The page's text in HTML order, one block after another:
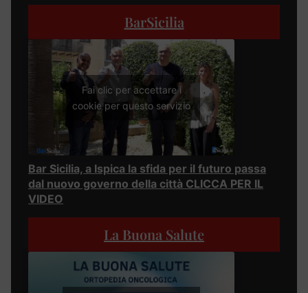
BarSicilia
Fai clic per accettare i
cookie per questo servizio
Bar Sicilia, a Ispica la sfida per il futuro passa
dal nuovo governo della città CLICCA PER IL
VIDEO
La Buona Salute